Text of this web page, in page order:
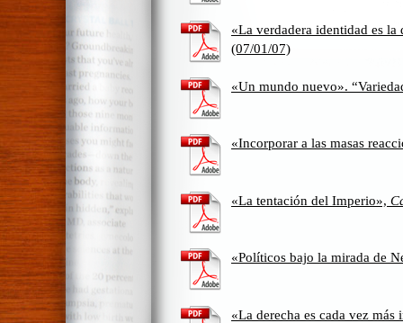
«La verdadera identidad es
(07/01/07)
«Un mundo nuevo».
«Incorporar a las masas
«La tentación del Imperio»,
«Políticos bajo la mirada de
«La derecha es cada vez más